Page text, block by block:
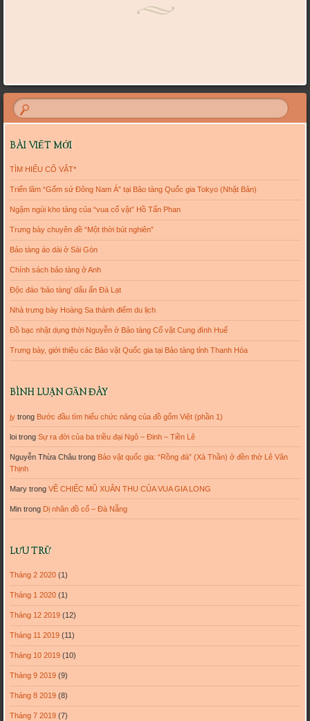
BÀI VIẾT MỚI
TÌM HIỂU CỔ VẬT*
Triển lãm “Gốm sứ Đông Nam Á” tại Bảo tàng Quốc gia Tokyo (Nhật Bản)
Ngậm ngùi kho tàng của “vua cổ vật” Hồ Tấn Phan
Trưng bày chuyên đề “Một thời bút nghiên”
Bảo tàng áo dài ở Sài Gòn
Chính sách bảo tàng ở Anh
Độc đáo ‘bảo tàng’ dấu ấn Đà Lạt
Nhà trưng bày Hoàng Sa thành điểm du lịch
Đồ bạc nhật dụng thời Nguyễn ở Bảo tàng Cổ vật Cung đình Huế
Trưng bày, giới thiệu các Bảo vật Quốc gia tại Bảo tàng tỉnh Thanh Hóa
BÌNH LUẬN GẦN ĐÂY
jytrong Bước đầu tìm hiểu chức năng của đồ gốm Việt (phần 1)
loitrong Sự ra đời của ba triều đại Ngô – Đinh – Tiền Lê
Nguyễn Thừa Châutrong Bảo vật quốc gia: “Rồng đá” (Xà Thần) ở đền thờ Lê Văn
Thịnh
Marytrong VỀ CHIẾC MŨ XUÂN THU CỦA VUA GIA LONG
Mintrong Dị nhân đồ cổ – Đà Nẵng
LƯU TRỮ
Tháng 2 2020(1)
Tháng 1 2020(1)
Tháng 12 2019(12)
Tháng 11 2019(11)
Tháng 10 2019(10)
Tháng 9 2019(9)
Tháng 8 2019(8)
Tháng 7 2019(7)